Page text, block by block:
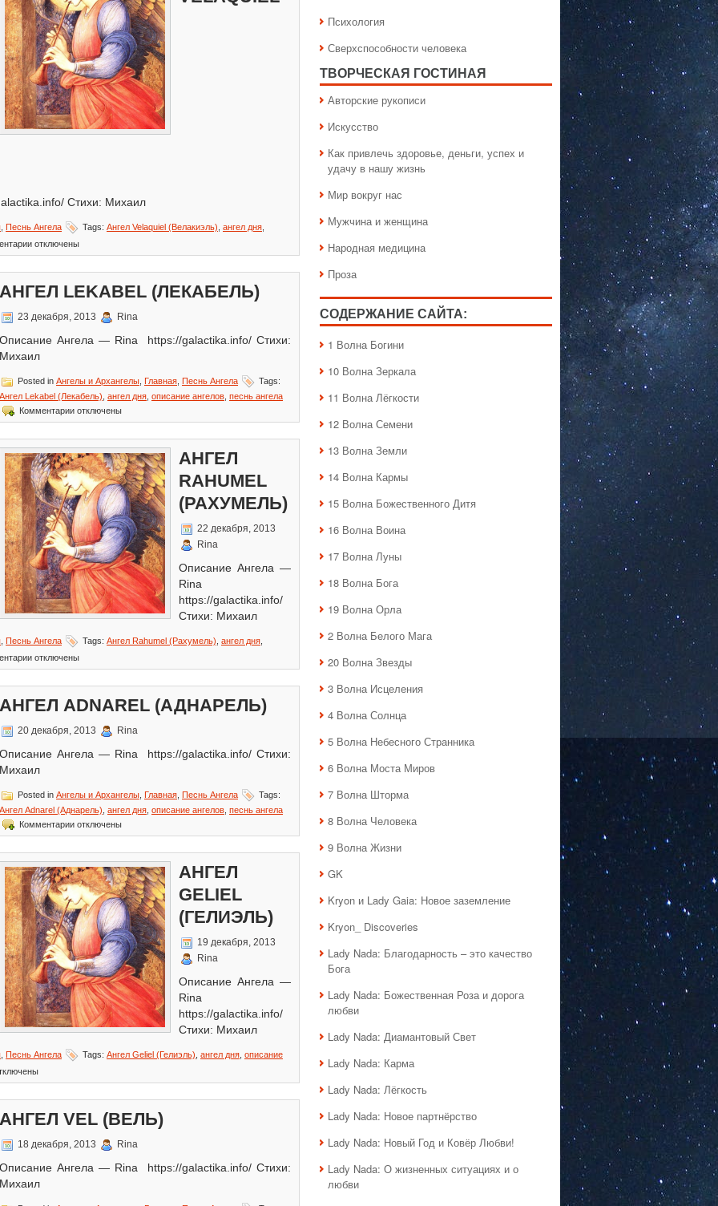
Стихи: Михаил
Песнь Ангела Tags: Ангел Velaquiel (Велакиэль) ангел дня
к
записи
(Велакиэль)
отключены
АНГЕЛ LEKABEL (ЛЕКАБЕЛЬ)
23 декабря, 2013 Rina
Описание Ангела — Rina https://galactika.info/ Стихи:
Михаил
Posted in Ангелы и Архангелы Главная Песнь Ангела
Tags:
Ангел Lekabel (Лекабель) ангел дня описание ангелов песнь ангела
Комментариик
записи
Lekabel
(Лекабель)
отключены
АНГЕЛ
RAHUMEL
(РАХУМЕЛЬ)
22 декабря, 2013
Rina
Описание Ангела —
Rina
https://galactika.info/
Стихи: Михаил
Песнь Ангела Tags: Ангел Rahumel (Рахумель) ангел дня
к
записи
(Рахумель)
отключены
АНГЕЛ ADNAREL (АДНАРЕЛЬ)
20 декабря, 2013 Rina
Описание Ангела — Rina https://galactika.info/ Стихи:
Михаил
Posted in Ангелы и Архангелы Главная Песнь Ангела
Tags:
Ангел Adnarel (Аднарель) ангел дня описание ангелов песнь ангела
Комментариик
записи
Adnarel
(Аднарель)
отключены
АНГЕЛ
GELIEL
(ГЕЛИЭЛЬ)
19 декабря, 2013
Rina
Описание Ангела —
Rina
https://galactika.info/
Стихи: Михаил
Песнь Ангела Tags: Ангел Geliel (Гелиэль) ангел дня описание
АНГЕЛ VEL (ВЕЛЬ)
18 декабря, 2013 Rina
Описание Ангела — Rina https://galactika.info/ Стихи:
Михаил
Психология
Сверхспособности человека
ТВОРЧЕСКАЯ ГОСТИНАЯ
Авторские рукописи
Искусство
Как привлечь здоровье, деньги, успех и
удачу в нашу жизнь
Мир вокруг нас
Мужчина и женщина
Народная медицина
Проза
СОДЕРЖАНИЕ САЙТА:
1 Волна Богини
10 Волна Зеркала
11 Волна Лёгкости
12 Волна Семени
13 Волна Земли
14 Волна Кармы
15 Волна Божественного Дитя
16 Волна Воина
17 Волна Луны
18 Волна Бога
19 Волна Орла
2 Волна Белого Мага
20 Волна Звезды
3 Волна Исцеления
4 Волна Солнца
5 Волна Небесного Странника
6 Волна Моста Миров
7 Волна Шторма
8 Волна Человека
9 Волна Жизни
GK
Kryon и Lady Gaia: Новое заземление
Kryon_ Discoveries
Lady Nada: Благодарность – это качество
Бога
Lady Nada: Божественная Роза и дорога
любви
Lady Nada: Диамантовый Свет
Lady Nada: Карма
Lady Nada: Лёгкость
Lady Nada: Новое партнёрство
Lady Nada: Новый Год и Ковёр Любви!
Lady Nada: О жизненных ситуациях и о
любви